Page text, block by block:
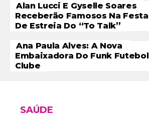
Alan Lucci E Gyselle Soares
Receberão Famosos Na Festa
De Estreia Do “To Talk”
Ana Paula Alves: A Nova
Embaixadora Do Funk Futebol
Clube
SAÚDE